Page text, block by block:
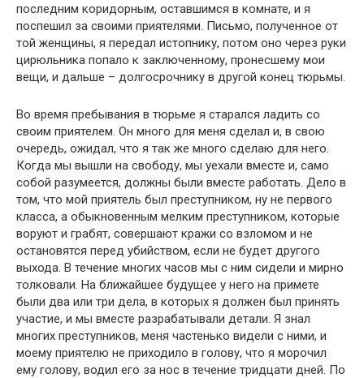
последним коридорным, оставшимся в комнате, и я
поспешил за своими приятелями. Письмо, полученное от
той женщины, я передал истопнику, потом оно через руки
цирюльника попало к заключенному, пронесшему мои
вещи, и дальше – долгосрочнику в другой конец тюрьмы.
Во время пребывания в тюрьме я старался ладить со
своим приятелем. Он много для меня сделал и, в свою
очередь, ожидал, что я так же много сделаю для него.
Когда мы вышли на свободу, мы уехали вместе и, само
собой разумеется, должны были вместе работать. Дело в
том, что мой приятель был преступником, ну не первого
класса, а обыкновенным мелким преступником, которые
воруют и грабят, совершают кражи со взломом и не
остановятся перед убийством, если не будет другого
выхода. В течение многих часов мы с ним сидели и мирно
толковали. На ближайшее будущее у него на примете
были два или три дела, в которых я должен был принять
участие, и мы вместе разрабатывали детали. Я знал
многих преступников, меня частенько видели с ними, и
моему приятелю не приходило в голову, что я морочил
ему голову, водил его за нос в течение тридцати дней. По